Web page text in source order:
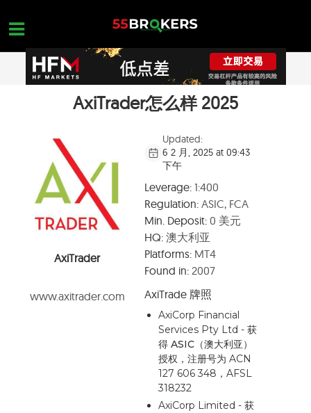
content
学习外汇交易
开设一个免费账户
AxiTrader怎么样 2025
AxiTrader
www.axitrader.com
Updated:
6 2 月, 2025 at 09:43
下午
Leverage:1:400
Regulation:ASIC, FCA
Min. Deposit:0 美元
HQ:澳大利亚
Platforms:MT4
Found in:2007
AxiTrade 牌照
AxiCorp Financial
Services Pty Ltd - 获
得 ASIC（澳大利亚）
授权，注册号为 ACN
127 606 348，AFSL
318232
AxiCorp Limited - 获